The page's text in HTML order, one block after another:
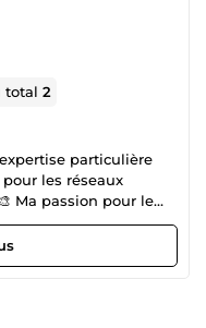
total2
particulière
les réseaux
Ma passion pour le
uniques et
renforcent l'image de
l'identité visuelle